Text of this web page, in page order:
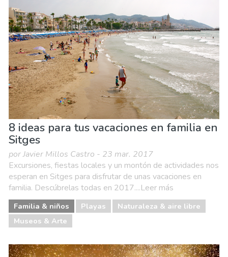
Naturaleza & aire libre
Playas
8 ideas para tus vacaciones en familia en
Sitges
por Javier Millos Castro - 23 mar. 2017
Excursiones, fiestas locales y un montón de actividades nos
esperan en Sitges para disfrutar de unas vacaciones en
familia. Descúbrelas todas en 2017....Leer más
Familia & niños Playas
Naturaleza & aire libre
Museos & Arte